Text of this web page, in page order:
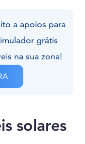
a apoios para
grátis
na sua zona!
solares